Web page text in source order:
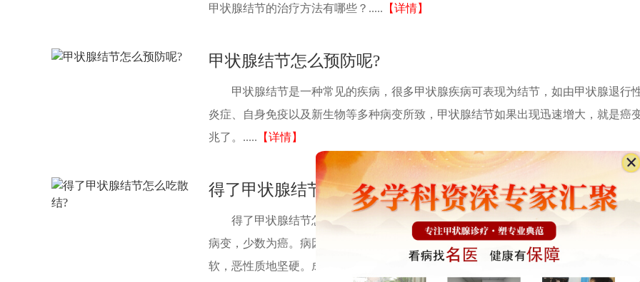
甲状腺结节的治疗方法有哪些？..... 【详情】
甲状腺结节怎么预防呢?
甲状腺结节是一种常见的疾病，很多甲状腺疾病可表现为结节，如由甲状腺退行
炎症、自身免疫以及新生物等多种病变所致，甲状腺结节如果出现迅速增大，就是癌
兆了。..... 【详情】
得了甲状腺结节怎么吃散结?
得了甲状腺结节怎么吃散结? 甲状腺结节是临床常见病、多发病，其中绝大多数
病变，少数为癌。病因不清，病理改变为甲状腺滤泡增生，甲状腺组织肿大。良性质
软，恶性质地坚硬。成都西部甲状腺医院，程肃敏医生指出，除了配.....